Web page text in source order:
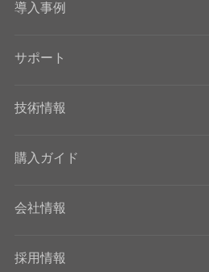
導入事例
サポート
技術情報
購入ガイド
会社情報
採用情報